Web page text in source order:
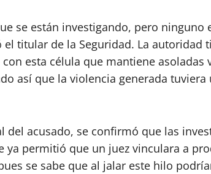
se están investigando, pero
el titular de la Seguridad. La autoridad
con esta célula que mantiene asoladas
así que la violencia generada
del acusado, se confirmó que las
permitió que un juez vinculara a
se sabe que al jalar este hilo